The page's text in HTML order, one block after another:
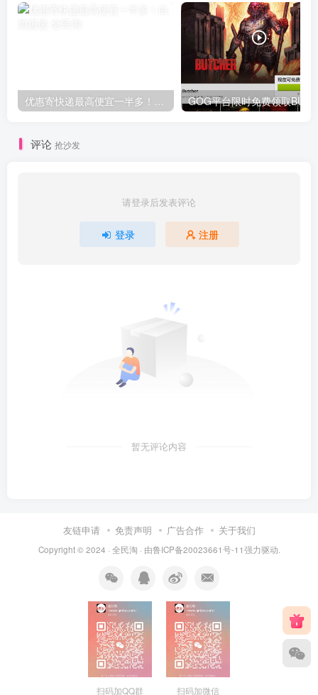
评论 抢沙发
请登录后发表评论
登录 注册
暂无评论内容
友链申请 免责声明 广告合作 关于我们
Copyright © 2024 · 全民淘 · 由鲁ICP备20023661号-11强力驱动.
扫码加QQ群 扫码加微信